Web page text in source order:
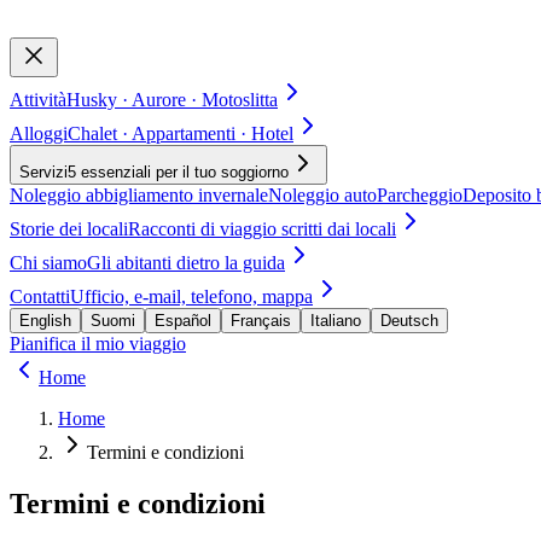
AttivitàHusky · Aurore · Motoslitta
AlloggiChalet · Appartamenti · Hotel
Servizi5 essenziali per il tuo soggiorno
Noleggio abbigliamento invernaleNoleggio autoParcheggioDeposito
Storie dei localiRacconti di viaggio scritti dai locali
Chi siamoGli abitanti dietro la guida
ContattiUfficio, e-mail, telefono, mappa
English Suomi Español Français Italiano Deutsch
Pianifica il mio viaggio
Home
Home
Termini e condizioni
Termini e condizioni